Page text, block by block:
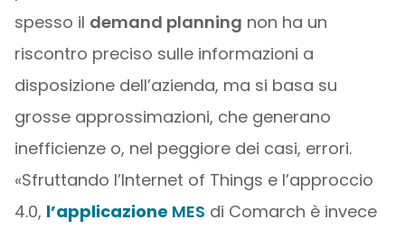
spesso il demand planning non ha un
riscontro preciso sulle informazioni a
disposizione dell’azienda, ma si basa su
grosse approssimazioni, che generano
inefficienze o, nel peggiore dei casi, errori.
«Sfruttando l’Internet of Things e l’approccio
4.0, l’applicazione MES di Comarch è invece